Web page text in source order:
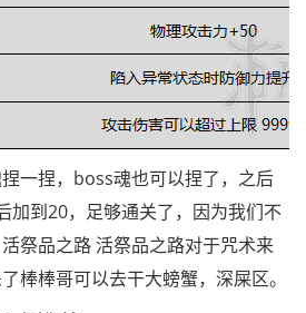
一捏，boss魂也可以捏了，之后
加到20，足够通关了，因为我们不
祭品之路 活祭品之路对于咒术来
棒棒哥可以去干大螃蟹，深屎区。